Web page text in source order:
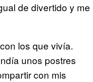
de divertido y me
los que vivía.
unos postres
con mis